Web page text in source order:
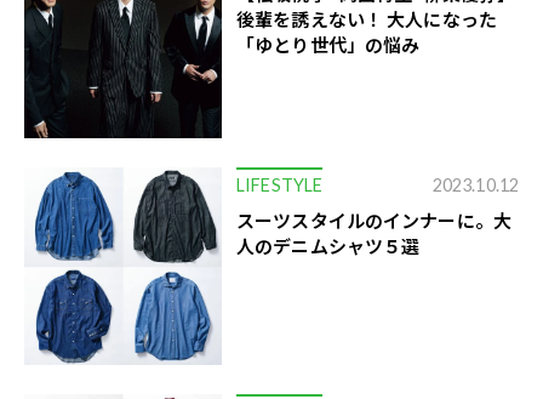
後輩を誘えない！ 大人になった
「ゆとり世代」の悩み
LIFESTYLE 2023.10.12
スーツスタイルのインナーに。大
人のデニムシャツ５選